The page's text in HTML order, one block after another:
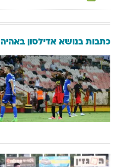
כתבות בנושא אדילסון באהיה